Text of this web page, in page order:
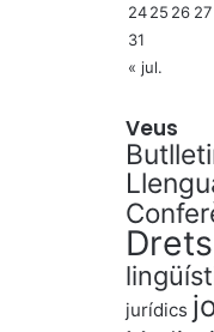
2425 26 27
31
« jul.
Veus
jurídics